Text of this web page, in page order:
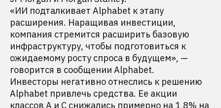
«ИИ подталкивает Alphabet к этапу
расширения. Наращивая инвестиции,
компания стремится расширить базовую
инфраструктуру, чтобы подготовиться к
ожидаемому росту спроса в будущем», —
говорится в сообщении Alphabet.
Инвесторы негативно отнеслись к решению
Alphabet привлечь средства. Ее акции
классов A и C снижались примерно на 1,8% на